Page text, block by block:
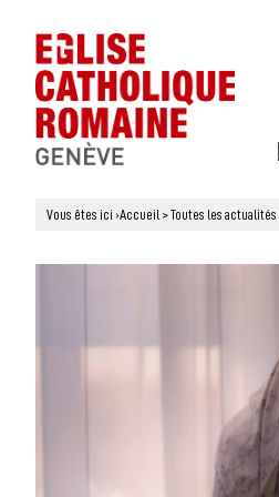
Vous êtes ici ›Accueil >Toutes les actualités